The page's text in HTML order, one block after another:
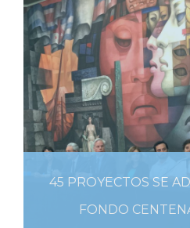
45 PROYECTOS SE
FONDO